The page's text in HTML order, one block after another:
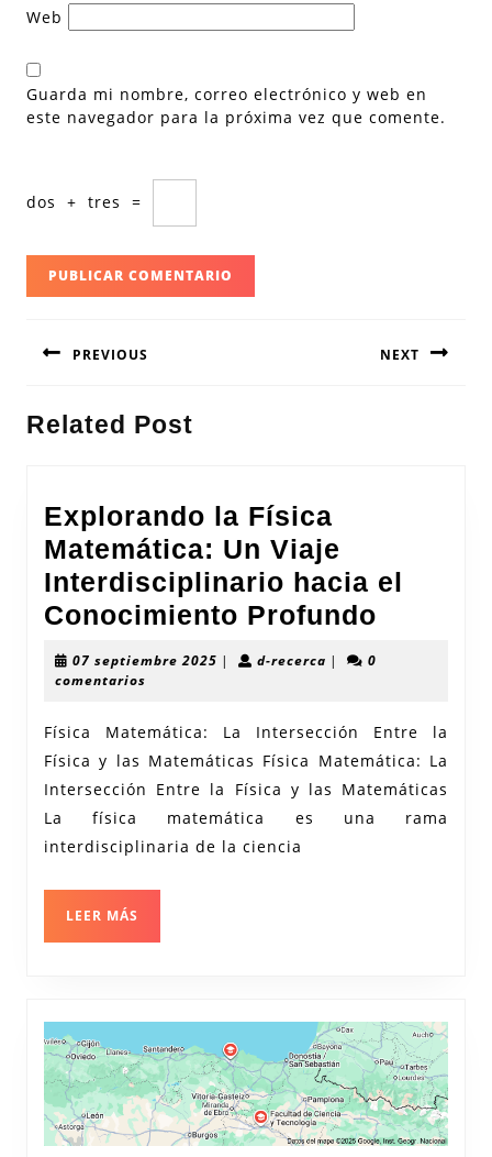
Web
Guarda mi nombre, correo electrónico y web en
este navegador para la próxima vez que comente.
dos + tres =
de
PREVIOUS
anterior:
NEXT
Related Post
Explorando la Física
Matemática: Un Viaje
Interdisciplinario hacia el
Conocimiento Profundo
Un
Viaje
07 septiembre 2025 07| d-recercad-|
0
comentarios
Física Matemática: La Intersección Entre la
Física y las Matemáticas Física Matemática: La
Intersección Entre la Física y las Matemáticas
La física matemática es una rama
interdisciplinaria de la ciencia
LEER MÁS